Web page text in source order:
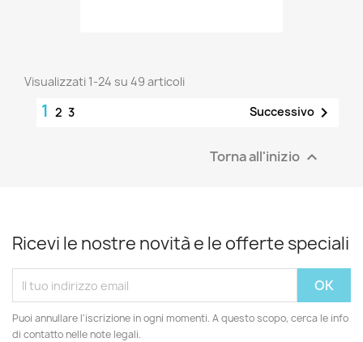
Visualizzati 1-24 su 49 articoli
1 2 3 Successivo 
Torna all'inizio 
Ricevi le nostre novità e le offerte speciali
Puoi annullare l'iscrizione in ogni momenti. A questo scopo, cerca le info
di contatto nelle note legali.